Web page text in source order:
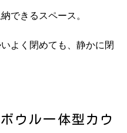
できるスペース。
よく閉めても、静かに閉
ウル一体型カウ